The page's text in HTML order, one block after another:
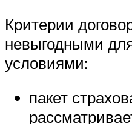
Критерии
невыгодными
условиями:
пакет